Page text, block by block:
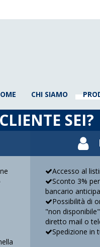
CHI SIAMO
SEI?
Accesso al
Sconto 3%
bancario
Possibilità di
"non
diretto mail o
Spedizione in